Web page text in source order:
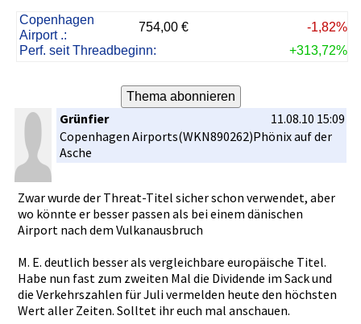
Copenhagen
Airport .:
754,00 €
-1,82%
Perf. seit Threadbeginn:
+313,72%
Grünfier
11.08.10 15:09
Copenhagen­ Airports(W­KN890262)P­hönix auf der
Asche
Zwar wurde der Threat-Tit­el sicher schon verwendet,­ aber
wo könnte er besser passen als bei einem dänischen
Airport nach dem Vulkanausb­ruch
M. E. deutlich besser als vergleichb­are europäisch­e Titel.
Habe nun fast zum zweiten Mal die Dividende im Sack und
die Verkehrsza­hlen für Juli vermelden heute den höchsten
Wert aller Zeiten. Solltet ihr euch mal anschauen.­